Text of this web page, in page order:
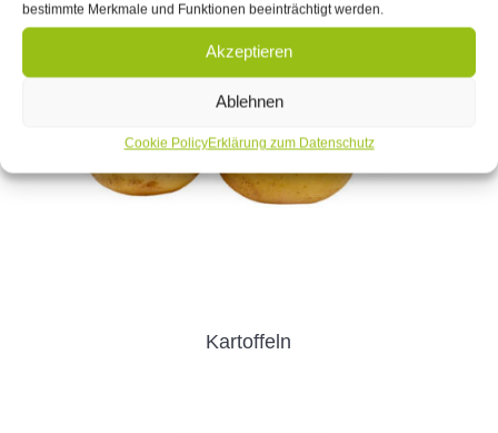
bestimmte Merkmale und Funktionen beeinträchtigt werden.
Akzeptieren
Ablehnen
Cookie PolicyErklärung zum Datenschutz
Kartoffeln